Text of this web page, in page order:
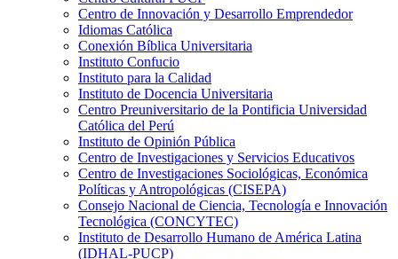
Centro de Innovación y Desarrollo Emprendedor
Idiomas Católica
Conexión Bíblica Universitaria
Instituto Confucio
Instituto para la Calidad
Instituto de Docencia Universitaria
Centro Preuniversitario de la Pontificia Universidad
Católica del Perú
Instituto de Opinión Pública
Centro de Investigaciones y Servicios Educativos
Centro de Investigaciones Sociológicas, Económica
Políticas y Antropológicas (CISEPA)
Consejo Nacional de Ciencia, Tecnología e Innovación
Tecnológica (CONCYTEC)
Instituto de Desarrollo Humano de América Latina
(IDHAL-PUCP)